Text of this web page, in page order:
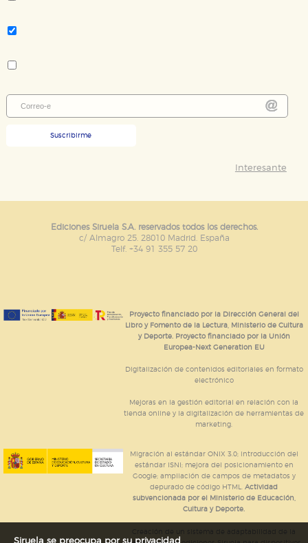
Suscribirme
Interesante
Ediciones Siruela S.A. reservados todos los derechos.
c/ Almagro 25. 28010 Madrid. España
Telf. +34 91 355 57 20
Proyecto financiado por la Dirección General del
Libro y Fomento de la Lectura, Ministerio de Cultura
y Deporte. Proyecto financiado por la Unión
Europea-Next Generation EU
Digitalización de contenidos editoriales en formato
electrónico
Mejoras en la gestión editorial en relación con la
tienda online y la digitalización de herramientas de
marketing.
Migración al estándar ONIX 3.0; introducción del
estándar ISNI; mejora del posicionamiento en
Google; ampliación de campos de metadatos y
depurado de código HTML.Actividad
subvencionada por el Ministerio de Educación,
Cultura y Deporte.
Siruela se preocupa por su privacidad